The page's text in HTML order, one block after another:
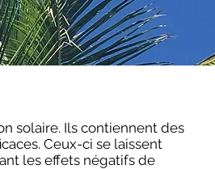
solaire. Ils contiennent des
Ceux-ci se laissent
les effets négatifs de